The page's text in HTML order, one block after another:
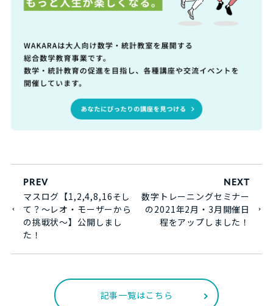
PREV
マスログ【1,2,4,8,16そし
て？～レオ・モーザーから
の挑戦状～】公開しまし
た！
NEXT
数字トレーニングセミナー
の2021年2月・3月開催日
程をアップしました！
記事一覧はこちら